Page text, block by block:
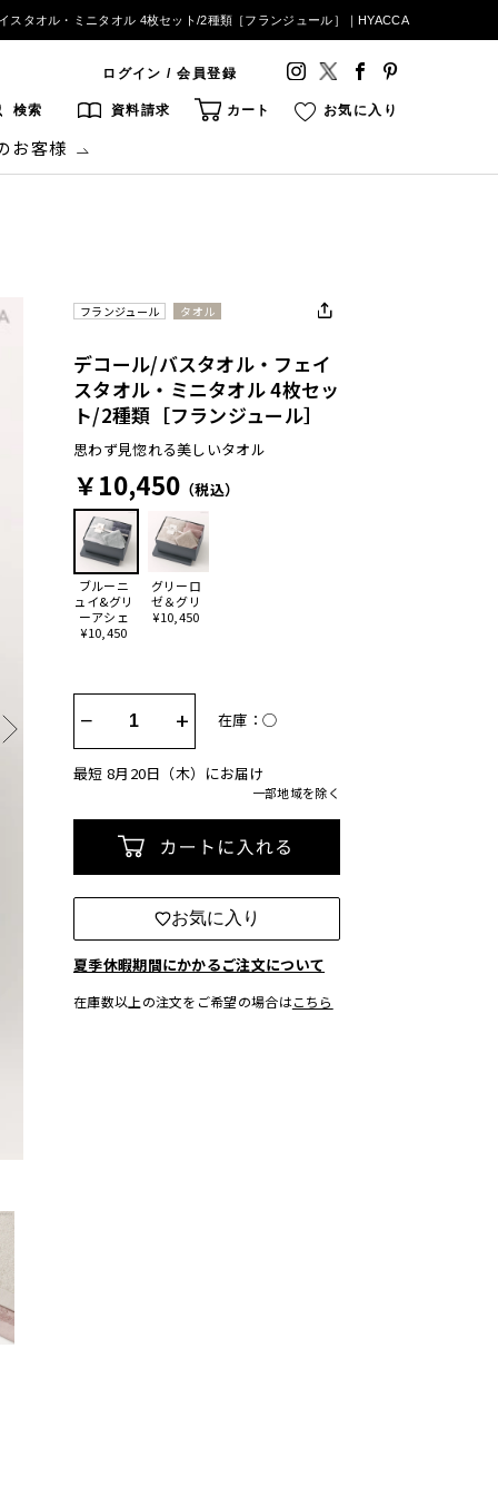
スタオル・ミニタオル 4枚セット/2種類［フランジュール］｜HYACCA
ログイン / 会員登録
検索 資料請求 カート お気に入り
お客様
フランジュール タオル
ブルーニ
ュイ&グリ
ーアシェ
¥10,450
グリーロ
ゼ＆グリ
¥10,450
デコール/バスタオル・フェイ
スタオル・ミニタオル 4枚セッ
ト/2種類［フランジュール］
思わず見惚れる美しいタオル
￥10,450 （税込）
− + 在庫：◯
最短 8月20日（木）にお届け
一部地域を除く
お気に入り
夏季休暇期間にかかるご注文について
在庫数以上の注文をご希望の場合はこちら